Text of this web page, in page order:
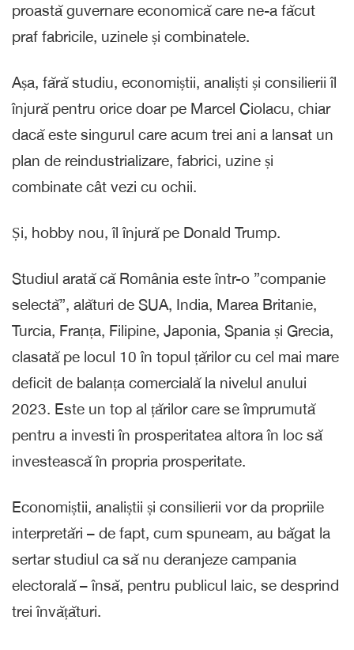
proastă guvernare economică care ne-a făcut
praf fabricile, uzinele și combinatele.
Așa, fără studiu, economiștii, analiști și consilierii îl
înjură pentru orice doar pe Marcel Ciolacu, chiar
dacă este singurul care acum trei ani a lansat un
plan de reindustrializare, fabrici, uzine și
combinate cât vezi cu ochii.
Și, hobby nou, îl înjură pe Donald Trump.
Studiul arată că România este într-o ”companie
selectă”, alături de SUA, India, Marea Britanie,
Turcia, Franța, Filipine, Japonia, Spania și Grecia,
clasată pe locul 10 în topul țărilor cu cel mai mare
deficit de balanța comercială la nivelul anului
2023. Este un top al țărilor care se împrumută
pentru a investi în prosperitatea altora în loc să
investească în propria prosperitate.
Economiștii, analiștii și consilierii vor da propriile
interpretări – de fapt, cum spuneam, au băgat la
sertar studiul ca să nu deranjeze campania
electorală – însă, pentru publicul laic, se desprind
trei învățături.